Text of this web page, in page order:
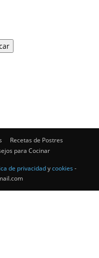
Recetas de Postres
para Cocinar
de privacidadycookies -